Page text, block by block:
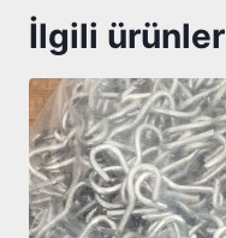
İlgili ürünler